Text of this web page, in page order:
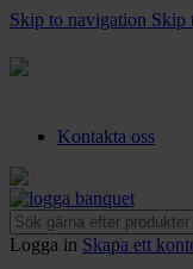
Skip to navigation Skip
Kontakta oss
Logga in Skapa ett